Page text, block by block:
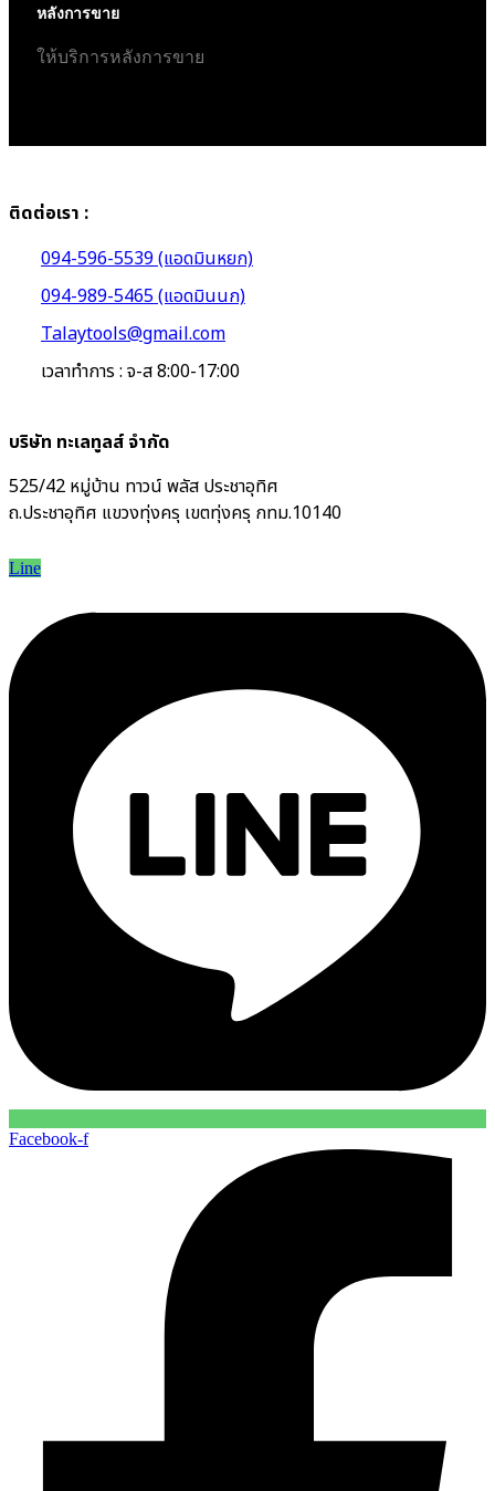
หลังการขาย
ให้บริการหลังการขาย
ติดต่อเรา :
094-596-5539 (แอดมินหยก)
094-989-5465 (แอดมินนก)
Talaytools@gmail.com
เวลาทำการ : จ-ส 8:00-17:00
บริษัท ทะเลทูลส์ จำกัด
525/42 หมู่บ้าน ทาวน์ พลัส ประชาอุทิศ
ถ.ประชาอุทิศ แขวงทุ่งครุ เขตทุ่งครุ กทม.10140
Line
Facebook-f